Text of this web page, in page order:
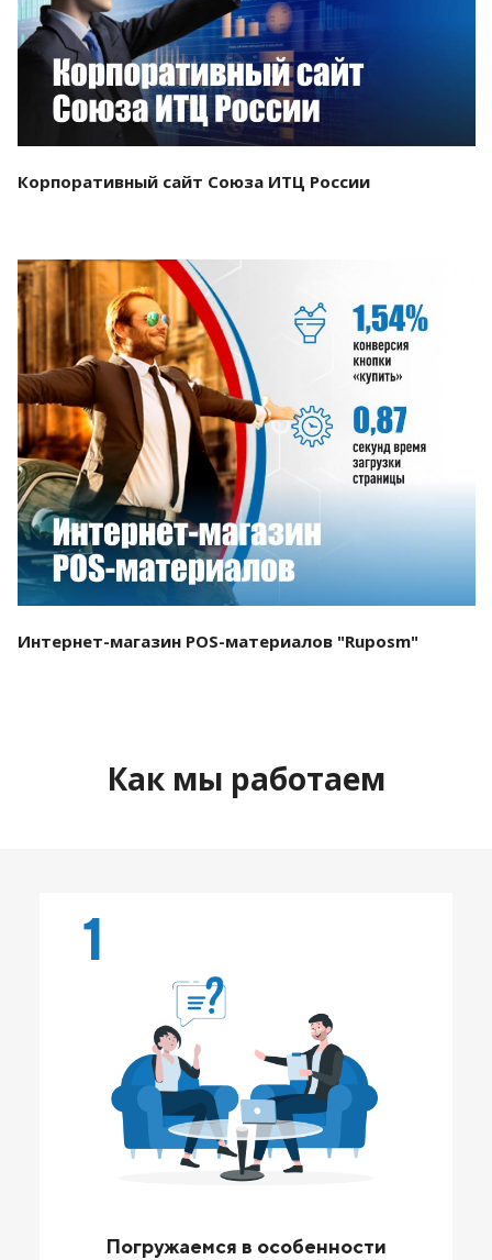
Корпоративный сайт Союза ИТЦ России
Смотреть проект
Интернет-магазин POS-материалов "Ruposm"
Как мы работаем
1
Погружаемся в особенности